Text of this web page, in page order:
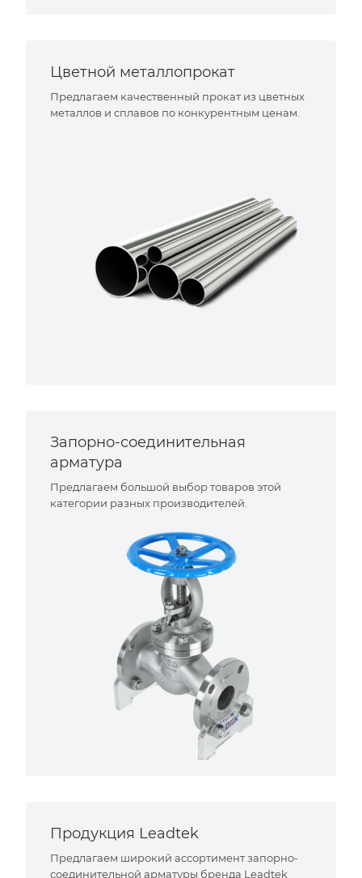
Цветной металлопрокат
Предлагаем качественный прокат из цветных
металлов и сплавов по конкурентным ценам.
Запорно-соединительная
арматура
Предлагаем большой выбор товаров этой
категории разных производителей.
Продукция Leadtek
Предлагаем широкий ассортимент запорно-
соединительной арматуры бренда Leadtek